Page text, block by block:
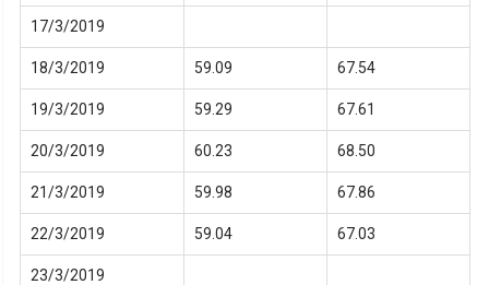
17/3/2019
18/3/2019 59.09 67.54
19/3/2019 59.29 67.61
20/3/2019 60.23 68.50
21/3/2019 59.98 67.86
22/3/2019 59.04 67.03
23/3/2019